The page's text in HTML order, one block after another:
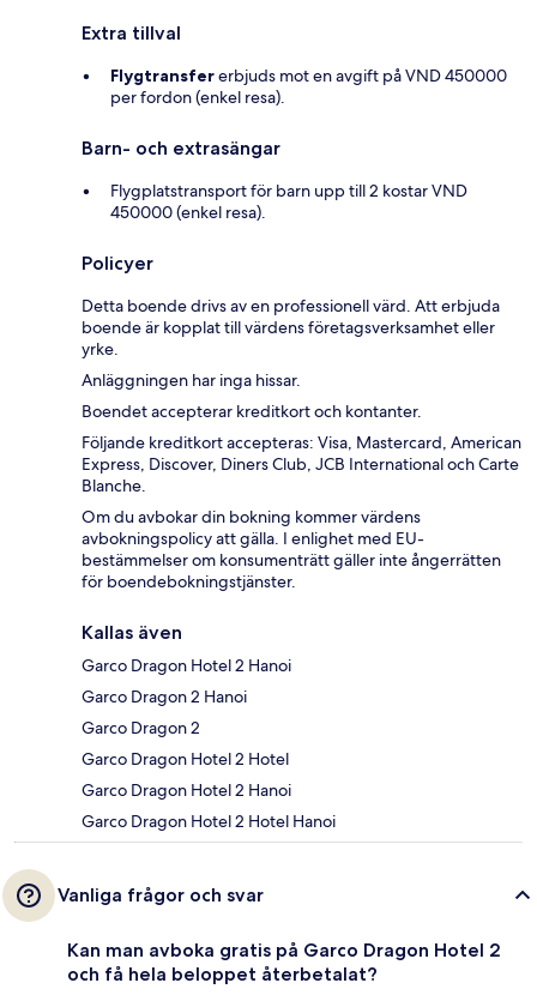
Extra tillval
Flygtransfererbjuds mot en avgift på VND 450000
per fordon (enkel resa).
Barn- och extrasängar
Flygplatstransport för barn upp till 2 kostar VND
450000 (enkel resa).
Policyer
Detta boende drivs av en professionell värd. Att erbjuda
boende är kopplat till värdens företagsverksamhet eller
yrke.
Anläggningen har inga hissar.
Boendet accepterar kreditkort och kontanter.
Följande kreditkort accepteras: Visa, Mastercard, American
Express, Discover, Diners Club, JCB International och Carte
Blanche.
Om du avbokar din bokning kommer värdens
avbokningspolicy att gälla. I enlighet med EU-
bestämmelser om konsumenträtt gäller inte ångerrätten
för boendebokningstjänster.
Kallas även
Garco Dragon Hotel 2 Hanoi
Garco Dragon 2 Hanoi
Garco Dragon 2
Garco Dragon Hotel 2 Hotel
Garco Dragon Hotel 2 Hanoi
Garco Dragon Hotel 2 Hotel Hanoi
Vanliga frågor och svar
Kan man avboka gratis på Garco Dragon Hotel 2
och få hela beloppet återbetalat?